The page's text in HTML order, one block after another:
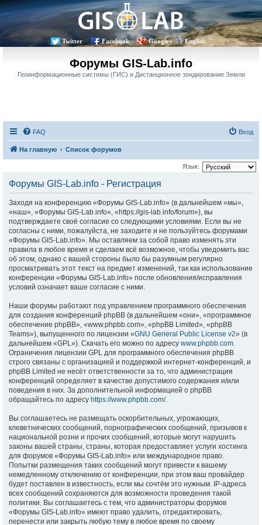
Twitter Facebook Google+ English
Форумы GIS-Lab.info
Геоинформационные системы (ГИС) и Дистанционное зондирование Земли
FAQ Вход
На главную Список форумов
Язык:
Форумы GIS-Lab.info - Регистрация
Заходя на конференцию «Форумы GIS-Lab.info» (в дальнейшем «мы»,
«наш», «Форумы GIS-Lab.info», «https://gis-lab.info/forum»), вы
подтверждаете своё согласие со следующими условиями. Если вы не
согласны с ними, пожалуйста, не заходите и не пользуйтесь форумами
«Форумы GIS-Lab.info». Мы оставляем за собой право изменять эти
правила в любое время и сделаем всё возможное, чтобы уведомить вас
об этом, однако с вашей стороны было бы разумным регулярно
просматривать этот текст на предмет изменений, так как использование
конференции «Форумы GIS-Lab.info» после обновления/исправления
условий означает ваше согласие с ними.
Наши форумы работают под управлением программного обеспечения
для создания конференций phpBB (в дальнейшем «они», «программное
обеспечение phpBB», «www.phpbb.com», «phpBB Limited», «phpBB
Teams»), выпущенного по лицензии «GNU General Public License v2» (в
дальнейшем «GPL»). Скачать его можно по адресу www.phpbb.com.
Ограничения лицензии GPL для программного обеспечения phpBB
строго связаны с организацией и поддержкой интернет-конференций, и
phpBB Limited не несёт ответственности за то, что администрация
конференций определяет в качестве допустимого содержания и/или
поведения в них. За дополнительной информацией о phpBB
обращайтесь по адресу https://www.phpbb.com/.
Вы соглашаетесь не размещать оскорбительных, угрожающих,
клеветнических сообщений, порнографических сообщений, призывов к
национальной розни и прочих сообщений, которые могут нарушить
законы вашей страны, страны, которая предоставляет услуги хостинга
для форумов «Форумы GIS-Lab.info» или международное право.
Попытки размещения таких сообщений могут привести к вашему
немедленному отключению от конференции, при этом ваш провайдер
будет поставлен в известность, если мы сочтём это нужным. IP-адреса
всех сообщений сохраняются для возможности проведения такой
политики. Вы соглашаетесь с тем, что администраторы форумов
«Форумы GIS-Lab.info» имеют право удалить, отредактировать,
перенести или закрыть любую тему в любое время по своему